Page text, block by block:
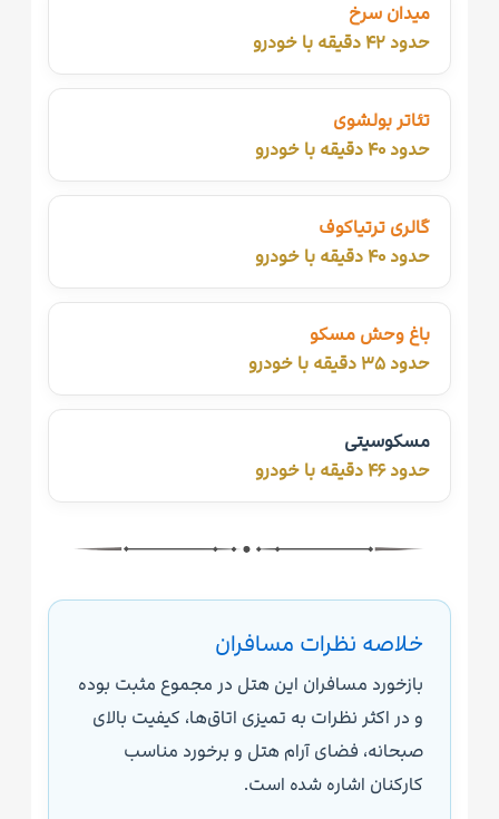
میدان سرخ
حدود ۴۲ دقیقه با خودرو
تئاتر بولشوی
حدود ۴۰ دقیقه با خودرو
گالری ترتیاکوف
حدود ۴۰ دقیقه با خودرو
باغ وحش مسکو
حدود ۳۵ دقیقه با خودرو
مسکوسیتی
حدود ۴۶ دقیقه با خودرو
خلاصه نظرات مسافران
بازخورد مسافران این هتل در مجموع مثبت بوده
و در اکثر نظرات به تمیزی اتاق‌ها، کیفیت بالای
صبحانه، فضای آرام هتل و برخورد مناسب
کارکنان اشاره شده است.